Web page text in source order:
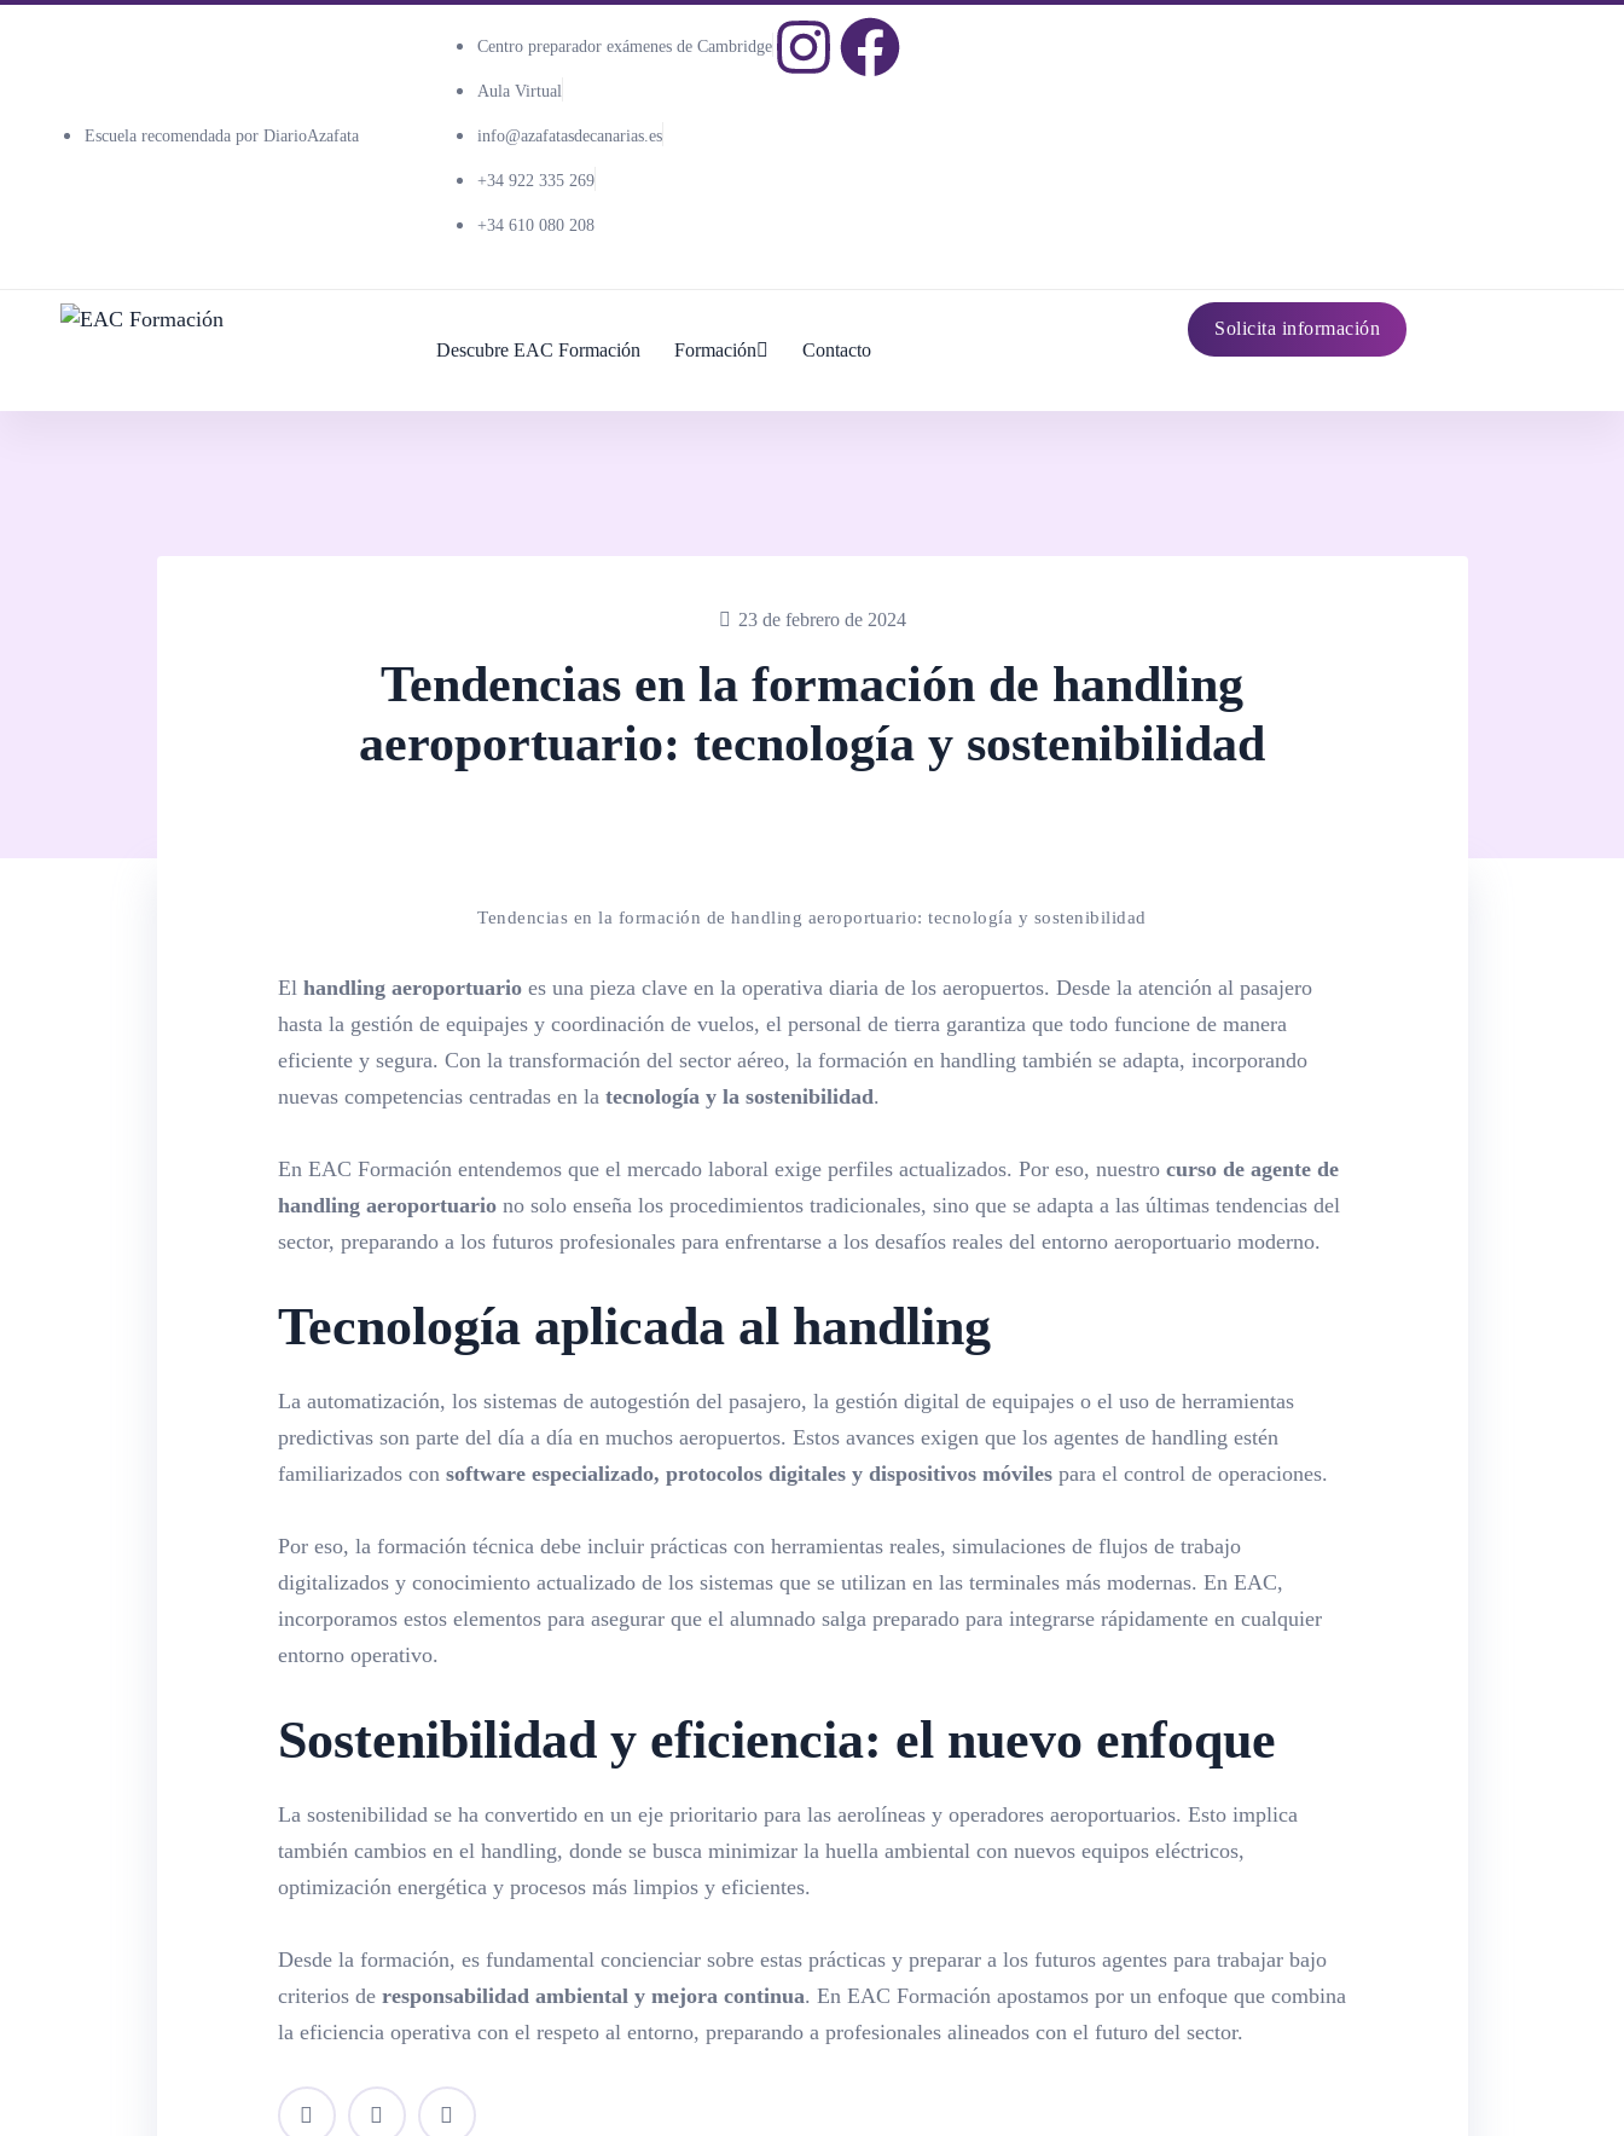
Escuela recomendada por DiarioAzafata
Centro preparador exámenes de Cambridge
Aula Virtual
info@azafatasdecanarias.es
+34 922 335 269
+34 610 080 208
Descubre EAC Formación Formación Contacto
Solicita información
23 de febrero de 2024
Tendencias en la formación de handling
aeroportuario: tecnología y sostenibilidad
Tendencias en la formación de handling aeroportuario: tecnología y sostenibilidad
El handling aeroportuarioes una pieza clave en la operativa diaria de los aeropuertos. Desde la atención al pasajero
hasta la gestión de equipajes y coordinación de vuelos, el personal de tierra garantiza que todo funcione de manera
eficiente y segura. Con la transformación del sector aéreo, la formación en handling también se adapta, incorporando
nuevas competencias centradas en la tecnología y la sostenibilidad.
En EAC Formación entendemos que el mercado laboral exige perfiles actualizados. Por eso, nuestro curso de agente de
handling aeroportuariono solo enseña los procedimientos tradicionales, sino que se adapta a las últimas tendencias del
sector, preparando a los futuros profesionales para enfrentarse a los desafíos reales del entorno aeroportuario moderno.
Tecnología aplicada al handling
La automatización, los sistemas de autogestión del pasajero, la gestión digital de equipajes o el uso de herramientas
predictivas son parte del día a día en muchos aeropuertos. Estos avances exigen que los agentes de handling estén
familiarizados con software especializado, protocolos digitales y dispositivos móvilespara el control de operaciones.
Por eso, la formación técnica debe incluir prácticas con herramientas reales, simulaciones de flujos de trabajo
digitalizados y conocimiento actualizado de los sistemas que se utilizan en las terminales más modernas. En EAC,
incorporamos estos elementos para asegurar que el alumnado salga preparado para integrarse rápidamente en cualquier
entorno operativo.
Sostenibilidad y eficiencia: el nuevo enfoque
La sostenibilidad se ha convertido en un eje prioritario para las aerolíneas y operadores aeroportuarios. Esto implica
también cambios en el handling, donde se busca minimizar la huella ambiental con nuevos equipos eléctricos,
optimización energética y procesos más limpios y eficientes.
Desde la formación, es fundamental concienciar sobre estas prácticas y preparar a los futuros agentes para trabajar bajo
criterios de responsabilidad ambiental y mejora continua. En EAC Formación apostamos por un enfoque que combina
la eficiencia operativa con el respeto al entorno, preparando a profesionales alineados con el futuro del sector.